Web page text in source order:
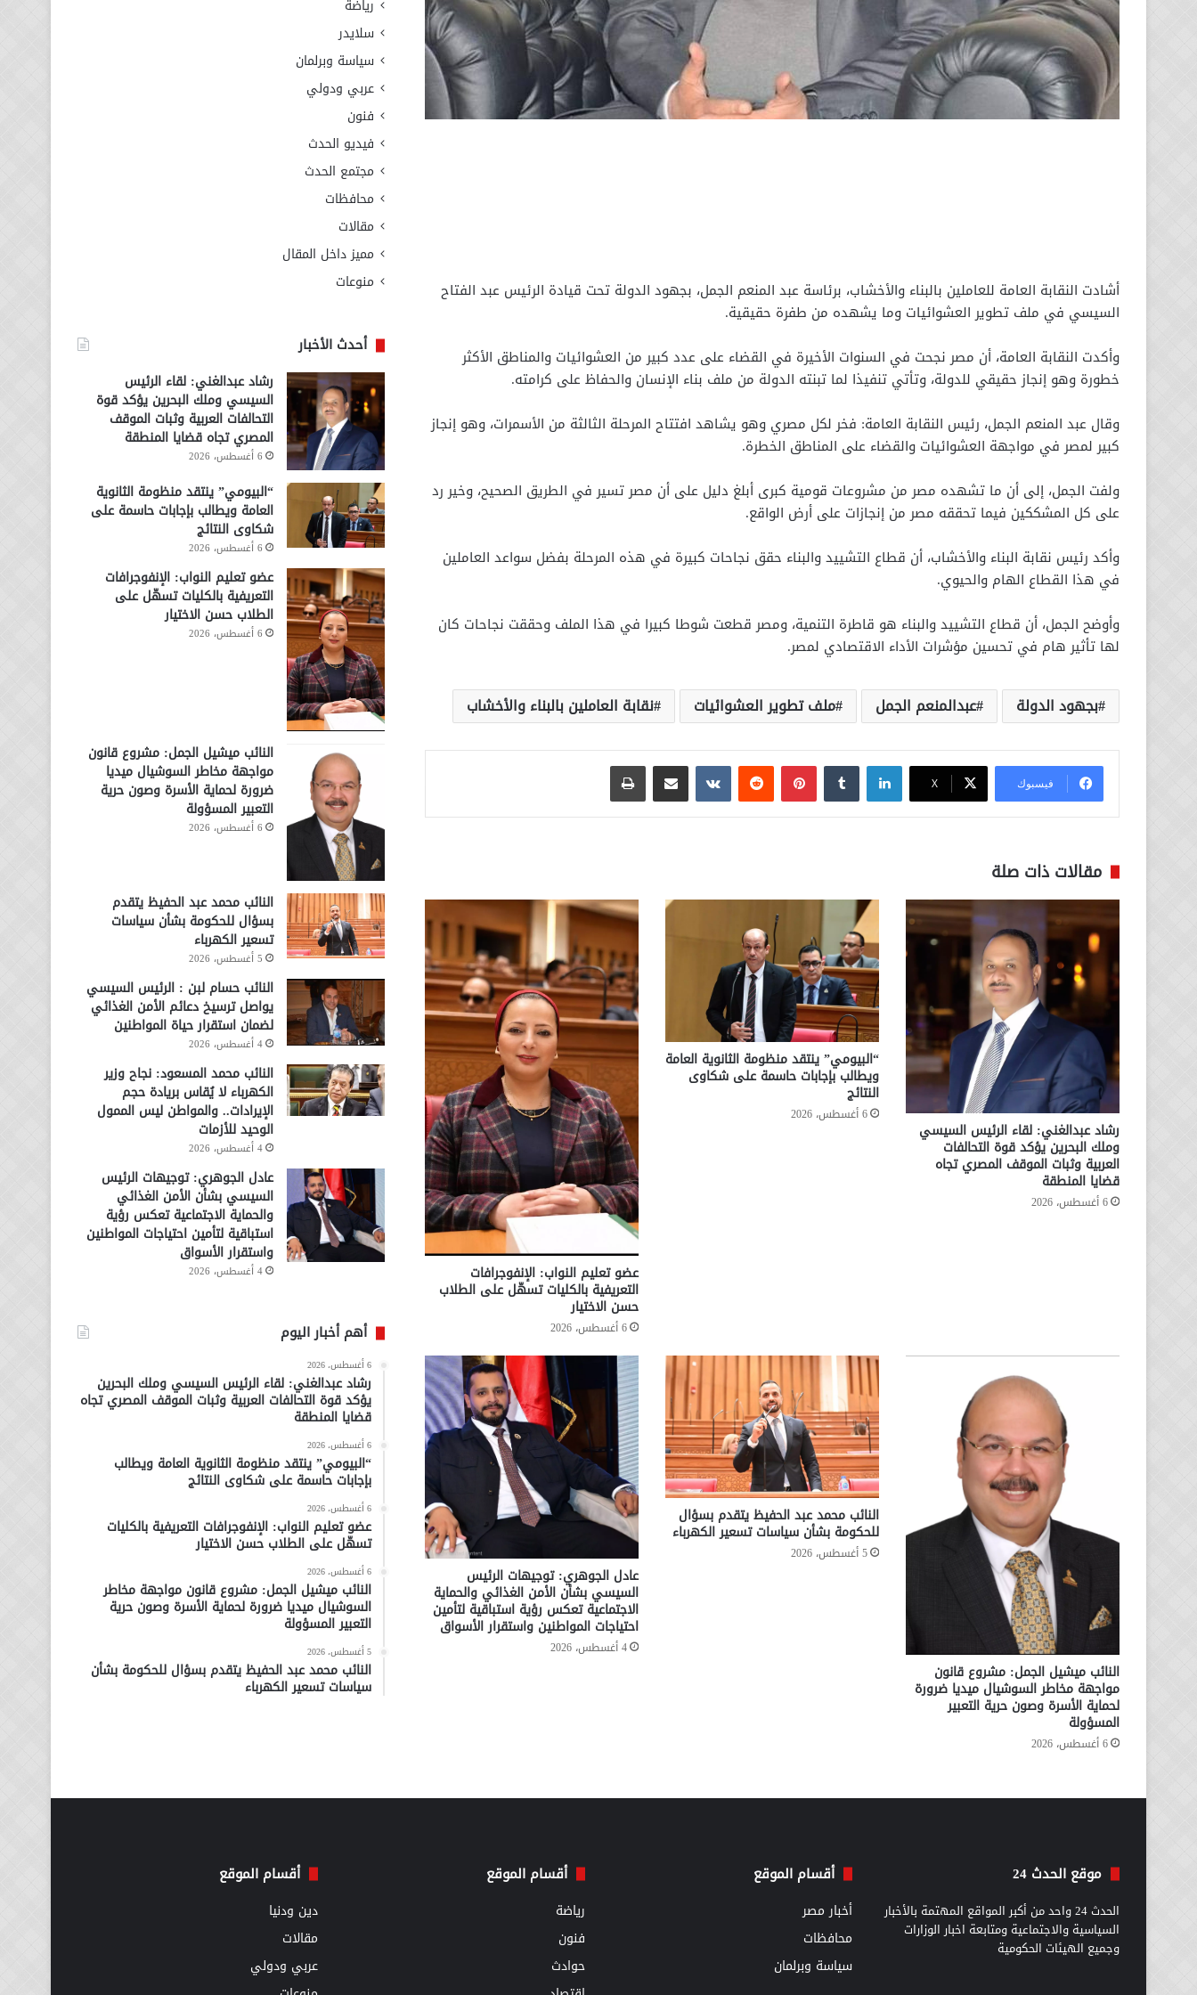
أشادت النقابة العامة للعاملين بالبناء والأخشاب، برئاسة عبد المنعم الجمل، بجهود الدولة تحت قيادة الرئيس عبد الفتاح
السيسي في ملف تطوير العشوائيات وما يشهده من طفرة حقيقية.
وأكدت النقابة العامة، أن مصر نجحت في السنوات الأخيرة في القضاء على عدد كبير من العشوائيات والمناطق الأكثر
خطورة وهو إنجاز حقيقي للدولة، وتأتي تنفيذا لما تبنته الدولة من ملف بناء الإنسان والحفاظ على كرامته.
وقال عبد المنعم الجمل، رئيس النقابة العامة: فخر لكل مصري وهو يشاهد افتتاح المرحلة الثالثة من الأسمرات، وهو إنجاز
كبير لمصر في مواجهة العشوائيات والقضاء على المناطق الخطرة.
ولفت الجمل، إلى أن ما تشهده مصر من مشروعات قومية كبرى أبلغ دليل على أن مصر تسير في الطريق الصحيح، وخير رد
على كل المشككين فيما تحققه مصر من إنجازات على أرض الواقع.
وأكد رئيس نقابة البناء والأخشاب، أن قطاع التشييد والبناء حقق نجاحات كبيرة في هذه المرحلة بفضل سواعد العاملين
في هذا القطاع الهام والحيوي.
وأوضح الجمل، أن قطاع التشييد والبناء هو قاطرة التنمية، ومصر قطعت شوطا كبيرا في هذا الملف وحققت نجاحات كان
لها تأثير هام في تحسين مؤشرات الأداء الاقتصادي لمصر.
بجهود الدولة عبدالمنعم الجمل ملف تطوير العشوائيات نقابة العاملين بالبناء والأخشاب
فيسبوك ‫X
لينكدإن بينتيريست مشاركة عبر البريد طباعة
مقالات ذات صلة
رشاد عبدالغني: لقاء الرئيس السيسي
وملك البحرين يؤكد قوة التحالفات
العربية وثبات الموقف المصري تجاه
قضايا المنطقة
6 أغسطس، 2026
“البيومي” ينتقد منظومة الثانوية العامة
ويطالب بإجابات حاسمة على شكاوى
النتائج
6 أغسطس، 2026
عضو تعليم النواب: الإنفوجرافات
التعريفية بالكليات تسهّل على الطلاب
حسن الاختيار
6 أغسطس، 2026
النائب ميشيل الجمل: مشروع قانون
مواجهة مخاطر السوشيال ميديا ضرورة
لحماية الأسرة وصون حرية التعبير
المسؤولة
6 أغسطس، 2026
النائب محمد عبد الحفيظ يتقدم بسؤال
للحكومة بشأن سياسات تسعير الكهرباء
5 أغسطس، 2026
عادل الجوهري: توجيهات الرئيس
السيسي بشأن الأمن الغذائي والحماية
الاجتماعية تعكس رؤية استباقية لتأمين
احتياجات المواطنين واستقرار الأسواق
4 أغسطس، 2026
رياضة
سلايدر
سياسة وبرلمان
عربي ودولي
فنون
فيديو الحدث
مجتمع الحدث
محافظات
مقالات
مميز داخل المقال
منوعات
أحدث الأخبار
رشاد عبدالغني: لقاء الرئيس
السيسي وملك البحرين يؤكد قوة
التحالفات العربية وثبات الموقف
المصري تجاه قضايا المنطقة
6 أغسطس، 2026
“البيومي” ينتقد منظومة الثانوية
العامة ويطالب بإجابات حاسمة على
شكاوى النتائج
6 أغسطس، 2026
عضو تعليم النواب: الإنفوجرافات
التعريفية بالكليات تسهّل على
الطلاب حسن الاختيار
6 أغسطس، 2026
النائب ميشيل الجمل: مشروع قانون
مواجهة مخاطر السوشيال ميديا
ضرورة لحماية الأسرة وصون حرية
التعبير المسؤولة
6 أغسطس، 2026
النائب محمد عبد الحفيظ يتقدم
بسؤال للحكومة بشأن سياسات
تسعير الكهرباء
5 أغسطس، 2026
النائب حسام لبن : الرئيس السيسي
يواصل ترسيخ دعائم الأمن الغذائي
لضمان استقرار حياة المواطنين
4 أغسطس، 2026
النائب محمد المسعود: نجاح وزير
الكهرباء لا يُقاس بريادة حجم
الإيرادات.. والمواطن ليس الممول
الوحيد للأزمات
4 أغسطس، 2026
عادل الجوهري: توجيهات الرئيس
السيسي بشأن الأمن الغذائي
والحماية الاجتماعية تعكس رؤية
استباقية لتأمين احتياجات المواطنين
واستقرار الأسواق
4 أغسطس، 2026
أهم أخبار اليوم
6 أغسطس، 2026
رشاد عبدالغني: لقاء الرئيس السيسي وملك البحرين
يؤكد قوة التحالفات العربية وثبات الموقف المصري تجاه
قضايا المنطقة
6 أغسطس، 2026
“البيومي” ينتقد منظومة الثانوية العامة ويطالب
بإجابات حاسمة على شكاوى النتائج
6 أغسطس، 2026
عضو تعليم النواب: الإنفوجرافات التعريفية بالكليات
تسهّل على الطلاب حسن الاختيار
6 أغسطس، 2026
النائب ميشيل الجمل: مشروع قانون مواجهة مخاطر
السوشيال ميديا ضرورة لحماية الأسرة وصون حرية
التعبير المسؤولة
5 أغسطس، 2026
النائب محمد عبد الحفيظ يتقدم بسؤال للحكومة بشأن
سياسات تسعير الكهرباء
موقع الحدث 24
الحدث 24 واحد من أكبر المواقع المهتمة بالأخبار
السياسية والاجتماعية ومتابعة اخبار الوزارات
وجميع الهيئات الحكومية
أقسام الموقع
أخبار مصر
محافظات
سياسة وبرلمان
أقسام الموقع
رياضة
فنون
حوادث
أقسام الموقع
دين ودنيا
مقالات
عربي ودولي